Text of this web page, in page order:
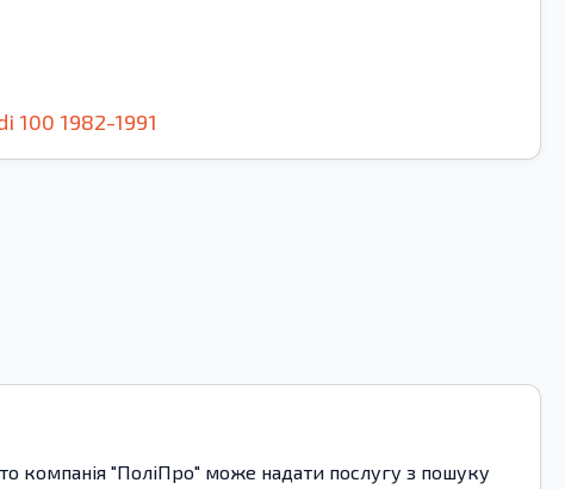
100 1982-1991
компанія "ПоліПро" може надати послугу з пошуку